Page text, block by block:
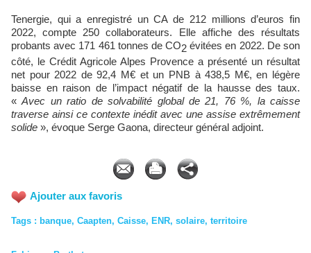
Tenergie, qui a enregistré un CA de 212 millions d’euros fin
2022, compte 250 collaborateurs. Elle affiche des résultats
probants avec 171 461 tonnes de CO2évitées en 2022. De son
côté, le Crédit Agricole Alpes Provence a présenté un résultat
net pour 2022 de 92,4 M€ et un PNB à 438,5 M€, en légère
baisse en raison de l’impact négatif de la hausse des taux.
«Avec un ratio de solvabilité global de 21, 76 %, la caisse
traverse ainsi ce contexte inédit avec une assise extrêmement
solide », évoque Serge Gaona, directeur général adjoint.
Ajouter aux favoris
Tags : banque, Caapten, Caisse, ENR, solaire, territoire